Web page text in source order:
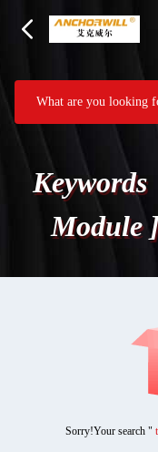
Module
Sorry!Your search "